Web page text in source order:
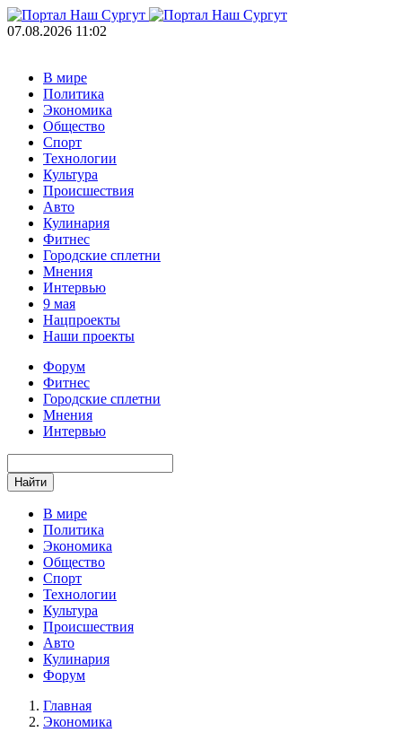
07.08.2026 11:02
В мире
Политика
Экономика
Общество
Спорт
Технологии
Культура
Происшествия
Авто
Кулинария
Фитнес
Городские сплетни
Мнения
Интервью
9 мая
Нацпроекты
Наши проекты
Форум
Фитнес
Городские сплетни
Мнения
Интервью
Найти
В мире
Политика
Экономика
Общество
Спорт
Технологии
Культура
Происшествия
Авто
Кулинария
Форум
Главная
Экономика